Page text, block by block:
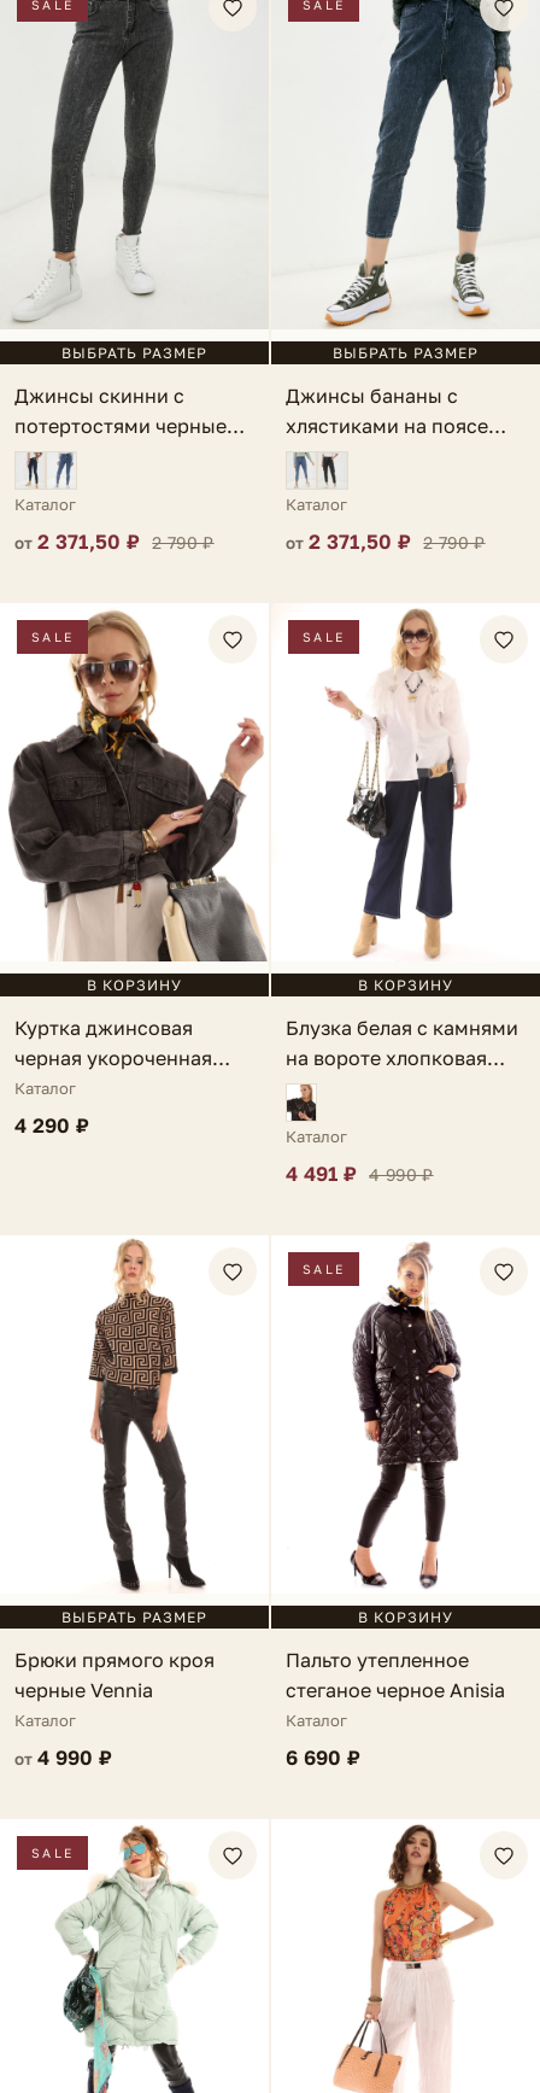
SALE
ВЫБРАТЬ РАЗМЕР
Джинсы скинни с
потертостями черные
Caulonia
Каталог
от 2 371,50 ₽ 2 790 ₽
SALE
ВЫБРАТЬ РАЗМЕР
Джинсы бананы с
хлястиками на поясе
серо-голубые Acri
Каталог
от 2 371,50 ₽ 2 790 ₽
SALE
В КОРЗИНУ
Куртка джинсовая
черная укороченная
Elisabetta
Каталог
4 290 ₽
SALE
В КОРЗИНУ
Блузка белая с камнями
на вороте хлопковая
Gela
Каталог
4 491 ₽ 4 990 ₽
ВЫБРАТЬ РАЗМЕР
Брюки прямого кроя
черные Vennia
Каталог
от 4 990 ₽
SALE
В КОРЗИНУ
Пальто утепленное
стеганое черное Anisia
Каталог
6 690 ₽
SALE